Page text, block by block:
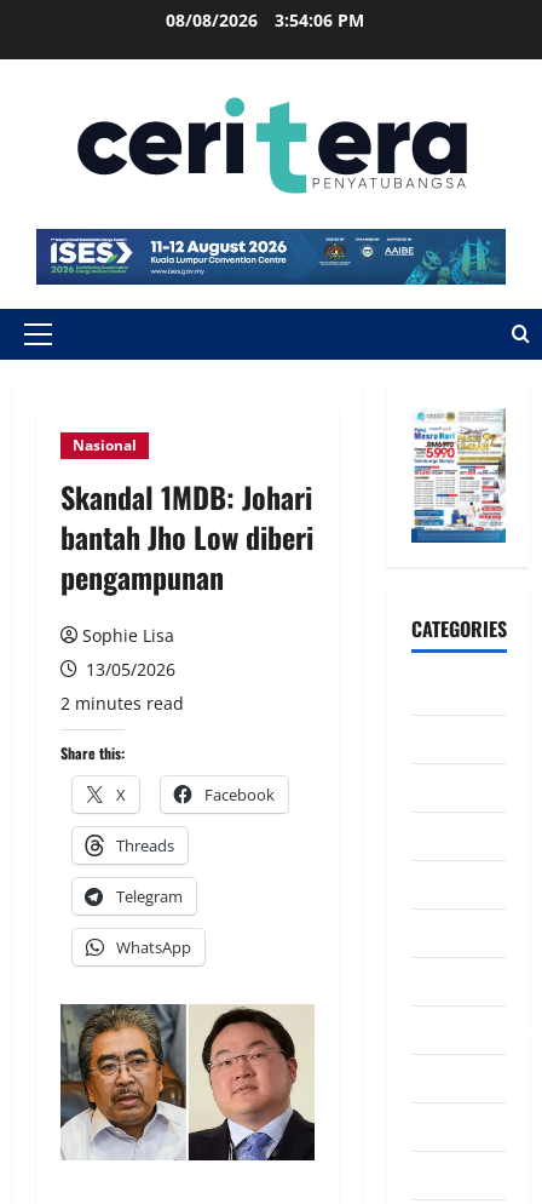
08/08/2026 3:54:06 PM
Nasional
Skandal 1MDB: Johari
bantah Jho Low diberi
pengampunan
Sophie Lisa
13/05/2026
2 minutes read
Share this:
X Facebook
Threads
Telegram
WhatsApp
CATEGORIES